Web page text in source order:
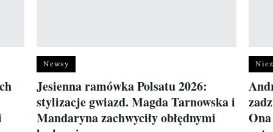
Newsy
Jesienna ramówka Polsatu 2026:
stylizacje gwiazd. Magda Tarnowska i
Mandaryna zachwyciły obłędnymi